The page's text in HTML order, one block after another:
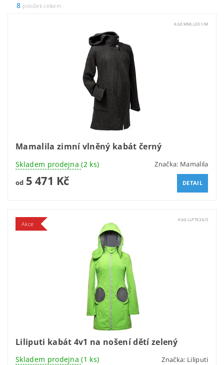
8 položek celkem
Kód: MMLL001/M
Mamalila zimní vlněný kabát černý
Skladem prodejna(2 ks) Značka: Mamalila
od5 471 Kč DETAIL
Akce
Kód: LLPT636/S
Liliputi kabát 4v1 na nošení dětí zelený
Skladem prodejna(1 ks) Značka: Liliputi